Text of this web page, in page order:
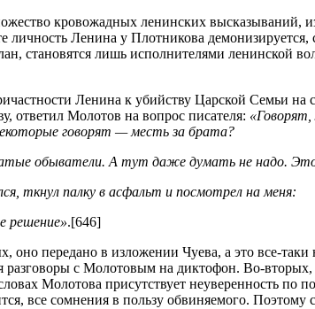
кровожадных ленинских высказываний,
личность Ленина у Плотникова
становятся лишь исполнителями ленинской
Ленина к убийству Царской Семьи
ответил Молотов на вопрос писателя: «Говорят,
говорят — месть за брата?
обыватели. А тут даже думать не надо.
ткнул палку в асфальт и посмотрел на меня:
решение».[646]
оно передано в изложении Чуева, а это все-
разговоры с Молотовым на диктофон. Во-
Молотова присутствует неуверенность по
все сомнения в пользу обвиняемого. Поэтому